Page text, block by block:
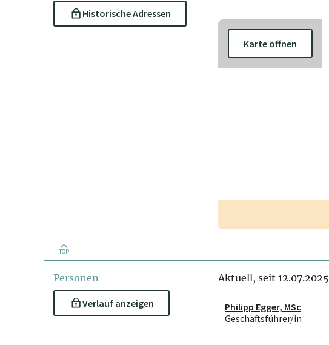
Historische Adressen
Karte öffnen
TOP
Personen
Verlauf anzeigen
Aktuell, seit 12.07.2025
Philipp Egger, MSc
Geschäftsführer/in